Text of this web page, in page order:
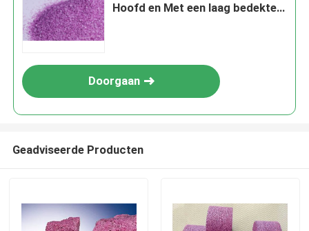
Hoofd en Met een laag bedekte
Doorgaan
Geadviseerde Producten